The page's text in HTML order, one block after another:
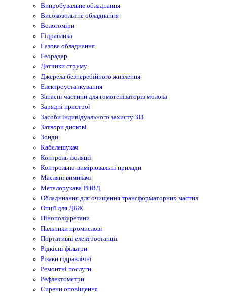
Випробувальне обладнання
Високовольтне обладнання
Вологоміри
Гідравлика
Газове обладнання
Георадар
Датчики струму
Джерела безперебійного живлення
Електроустаткування
Запасні частини для гомогенізаторів молока
Зарядні пристрої
Засоби індивідуального захисту ЗІЗ
Затвори дискові
Зонди
Кабелешукач
Контроль ізоляції
Контрольно-вимірювальні прилади
Масляні вимикачі
Металорукава РНВД
Обладннання для очищення трансформаторних мастил
Опції для ДБЖ
Пінополіуретани
Пальники промислові
Портативні електростанції
Рідкісні фільтри
Різаки гідравлічні
Ремонтнi послуги
Рефлектометри
Сирени оповіщення